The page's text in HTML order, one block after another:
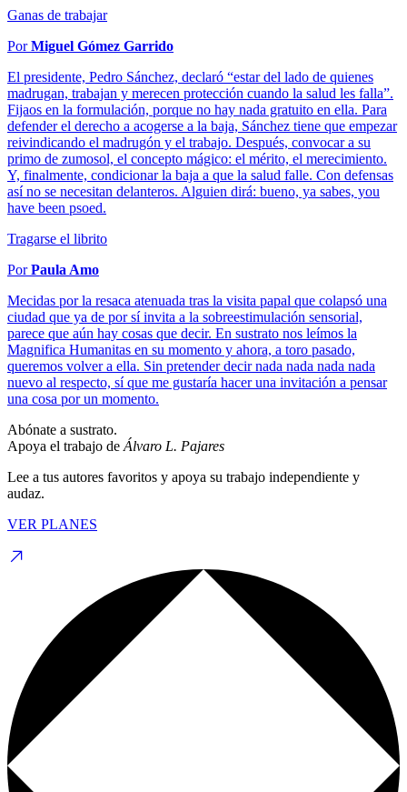
Ganas de trabajar
PorMiguel Gómez Garrido
El presidente, Pedro Sánchez, declaró “estar del lado de quienes
madrugan, trabajan y merecen protección cuando la salud les falla”.
Fijaos en la formulación, porque no hay nada gratuito en ella. Para
defender el derecho a acogerse a la baja, Sánchez tiene que empezar
reivindicando el madrugón y el trabajo. Después, convocar a su
primo de zumosol, el concepto mágico: el mérito, el merecimiento.
Y, finalmente, condicionar la baja a que la salud falle. Con defensas
así no se necesitan delanteros. Alguien dirá: bueno, ya sabes, you
have been psoed.
Tragarse el librito
PorPaula Amo
Mecidas por la resaca atenuada tras la visita papal que colapsó una
ciudad que ya de por sí invita a la sobreestimulación sensorial,
parece que aún hay cosas que decir. En sustrato nos leímos la
Magnifica Humanitas en su momento y ahora, a toro pasado,
queremos volver a ella. Sin pretender decir nada nada nada nada
nuevo al respecto, sí que me gustaría hacer una invitación a pensar
una cosa por un momento.
Abónate a sustrato.
Apoya el trabajo de Álvaro L. Pajares
Lee a tus autores favoritos y apoya su trabajo independiente y
audaz.
VER PLANES